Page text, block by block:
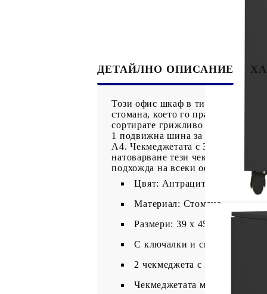
ДЕТАЙЛНО ОПИСАНИЕ
Този офис шкаф в типичен
стомана, което го прави
сортирате грижливо папките си
1 подвижна шина за окачване,
A4. Чекмеджетата с 3 секции със
натоварване тези чекмеджета
подхожда на всеки офис
Цвят: Антрацит
Материал: Стомана
Размери: 39 x 45 x 67 cм (Ш
С ключалки и сгъваеми
2 чекмеджета с 3-секционни
Чекмеджетата могат да се